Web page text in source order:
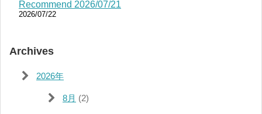
Recommend 2026/07/21
2026/07/22
Archives
2026年
8月 (2)